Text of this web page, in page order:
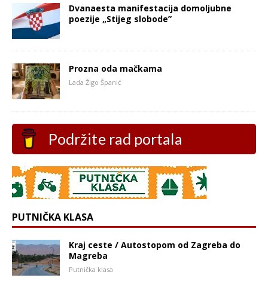
Dvanaesta manifestacija domoljubne
poezije „Stijeg slobode”
Prozna oda mačkama
Lada Žigo Španić
Podržite rad portala
PUTNIČKA KLASA
Kraj ceste / Autostopom od Zagreba do
Magreba
Putnička klasa